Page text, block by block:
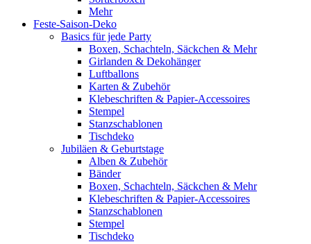
Mehr
Feste-Saison-Deko
Basics für jede Party
Boxen, Schachteln, Säckchen & Mehr
Girlanden & Dekohänger
Luftballons
Karten & Zubehör
Klebeschriften & Papier-Accessoires
Stempel
Stanzschablonen
Tischdeko
Jubiläen & Geburtstage
Alben & Zubehör
Bänder
Boxen, Schachteln, Säckchen & Mehr
Klebeschriften & Papier-Accessoires
Stanzschablonen
Stempel
Tischdeko